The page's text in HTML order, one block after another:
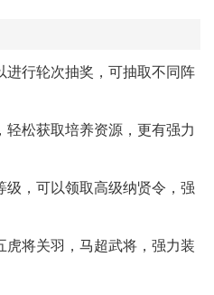
进行轮次抽奖，可抽取不同阵
轻松获取培养资源，更有强力
级，可以领取高级纳贤令，强
虎将关羽，马超武将，强力装